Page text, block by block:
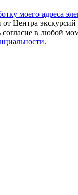
моего адреса
Центра
согласие в любой
.